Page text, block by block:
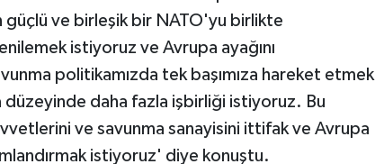
ve birleşik bir NATO'yu birlikte
istiyoruz ve Avrupa ayağını
politikamızda tek başımıza hareket etmek
daha fazla işbirliği istiyoruz. Bu
ve savunma sanayisini ittifak ve Avrupa
istiyoruz' diye konuştu.